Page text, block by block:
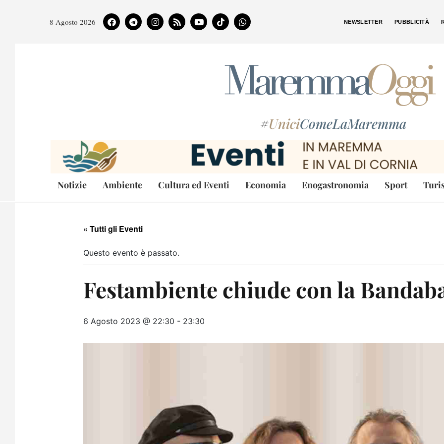
8 Agosto 2026 NEWSLETTER PUBBLICITÀ
#UniciComeLaMaremma
Notizie Ambiente Cultura ed Eventi Economia Enogastronomia Sport
« Tutti gli Eventi
Questo evento è passato.
Festambiente chiude con la
6 Agosto 2023 @ 22:30 - 23:30